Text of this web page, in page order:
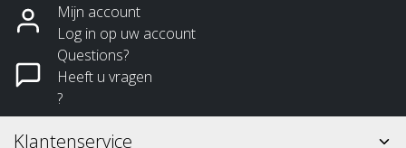
Mijn account
Log in op uw account
Questions?
Heeft u vragen
?
Klantenservice